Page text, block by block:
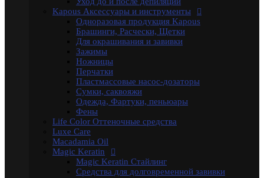
Обесцвечивающие и специальные продукты
Окислительная Эмульсия "ActiOx"
Окрашивание Hyaluronic Acid
Окрашивание Studio
Окрашивание бровей и ресниц
Прямые пигменты Rainbow
Стайлинг Kapous
Уход за волосами HYALURONIC ACID
Уход за волосами PROFESSIONAL
Средства для химической завивки волос
Краски для бровей и ресниц
Электротовары
Восконагреватели для депиляции
SELECTIVE PROFESSIONAL
Теги
marfa memo Бальзам Бустер
Для бороды Для мужчин Дозатор
Kapous Аксессуары и инструменты
Одноразовая продукция Kapous
Брашинги, Расчески, Щетки
Для окрашивания и завивки
Зажимы
Ножницы
Перчатки
Пластмассовые насос-дозаторы
Сумки, саквояжи
Одежда, Фартуки, пеньюары
Фены
Life Color Оттеночные средства
Luxe Care
Macadamia Oil
Magic Keratin
Magic Keratin Стайлинг
Средства для долговременной завивки